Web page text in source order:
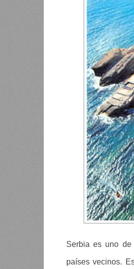
Serbia es uno de
países vecinos.